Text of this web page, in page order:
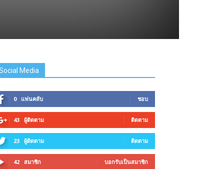
Media
0 แฟนคลับ ชอบ
43 ผู้ติดตาม ติดตาม
23 ผู้ติดตาม ติดตาม
42 สมาชิก บอกรับเป็นสมาชิก